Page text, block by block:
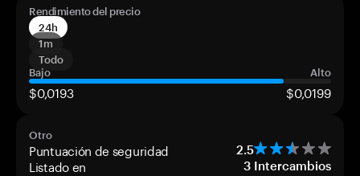
Rendimiento del precio
24h
1m
Todo
Bajo
Alto
$0,0193 $0,0199
Otro
Puntuación de seguridad 2.5
Listado en 3 Intercambios